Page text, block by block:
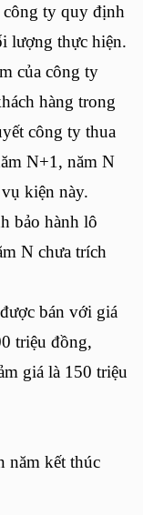
ty quy định
lượng thực hiện.
của công ty
hàng trong
công ty thua
N+1, năm N
kiện này.
bảo hành lô
N chưa trích
bán với giá
triệu đồng,
giá là 150 triệu
năm kết thúc